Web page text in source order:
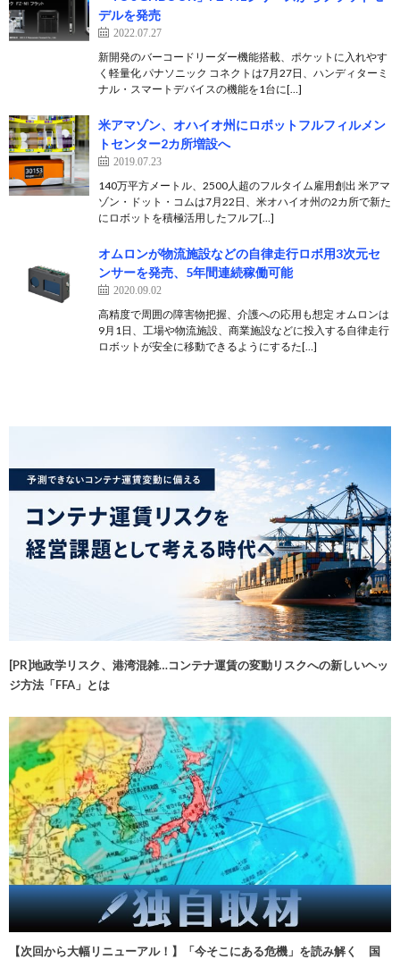
デルを発売
2022.07.27
新開発のバーコードリーダー機能搭載、ポケットに入れやす
く軽量化 パナソニック コネクトは7月27日、ハンディターミ
ナル・スマートデバイスの機能を1台に[…]
米アマゾン、オハイオ州にロボットフルフィルメン
トセンター2カ所増設へ
2019.07.23
140万平方メートル、2500人超のフルタイム雇用創出 米アマ
ゾン・ドット・コムは7月22日、米オハイオ州の2カ所で新た
にロボットを積極活用したフルフ[…]
オムロンが物流施設などの自律走行ロボ用3次元セ
ンサーを発売、5年間連続稼働可能
2020.09.02
高精度で周囲の障害物把握、介護への応用も想定 オムロンは
9月1日、工場や物流施設、商業施設などに投入する自律走行
ロボットが安全に移動できるようにするた[…]
[PR]地政学リスク、港湾混雑…コンテナ運賃の変動リスクへの新しいヘッ
ジ方法「FFA」とは
【次回から大幅リニューアル！】「今そこにある危機」を読み解く 国